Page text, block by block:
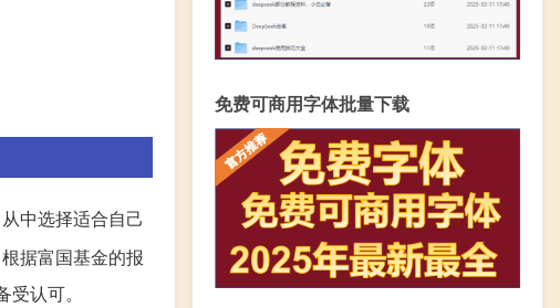
中选择适合自己
据富国基金的报
认可。
免费可商用字体批量下载